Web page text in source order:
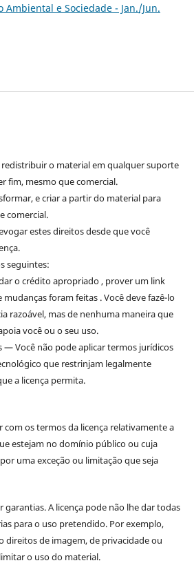
Ambiental e Sociedade - Jan./Jun.
o material em qualquer suporte
fim, mesmo que comercial.
e criar a partir do material para
comercial.
estes direitos desde que você
seguintes:
o crédito apropriado , prover um link
mudanças foram feitas . Você deve fazê-lo
razoável, mas de nenhuma maneira que
você ou o seu uso.
— Você não pode aplicar termos jurídicos
que restrinjam legalmente
a licença permita.
com os termos da licença relativamente a
estejam no domínio público ou cuja
uma exceção ou limitação que seja
garantias. A licença pode não lhe dar todas
para o uso pretendido. Por exemplo,
direitos de imagem, de privacidade ou
o uso do material.